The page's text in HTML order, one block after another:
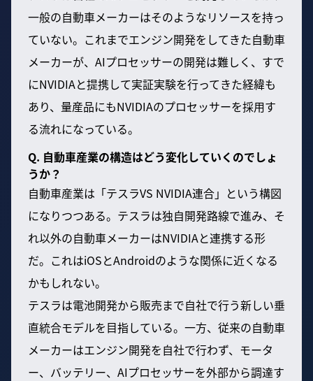
一般の自動車メーカーはそのようなリソースを持っ
ていない。これまでエンジン開発をしてきた自動車
メーカーが、AIプロセッサーの開発は難しく、すで
にNVIDIAと提携して実証実験を行ってきた経緯も
あり、量産品にもNVIDIAのプロセッサーを採用す
る流れになっている。
Q. 自動車産業の構造はどう変化していくのでしょ
うか？
自動車産業は「テスラVS NVIDIA連合」という構図
になりつつある。テスラは独自開発路線で進み、そ
れ以外の自動車メーカーはNVIDIAと連携する形
だ。これはiOSとAndroidのような関係に近くなる
かもしれない。
テスラは電池開発から販売まで自社で行う新しい垂
直統合モデルを目指している。一方、従来の自動車
メーカーはエンジン開発を自社で行わず、モータ
ー、バッテリー、AIプロセッサーを外部から調達す